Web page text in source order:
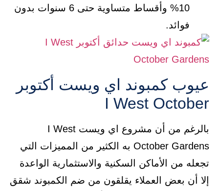
10% وأقساط متساوية حتى 6 سنوات بدون
فوائد.
عيوب كمبوند اي ويست أكتوبر
I West October
بالرغم من أن مشروع اي ويست I West
October Gardens به الكثير من المميزات التي
تجعله من الأماكن السكنية والاستثمارية الواعدة
إلا أن بعض العملاء يقلقون من ضم الكمبوند شقق